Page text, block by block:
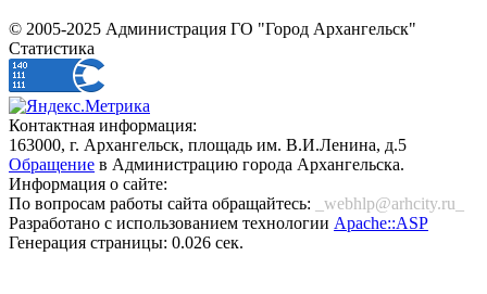
© 2005-2025 Администрация ГО "Город Архангельск"
Статистика
Контактная информация:
163000, г. Архангельск, площадь им. В.И.Ленина, д.5
Обращение в Администрацию города Архангельска.
Информация о сайте:
По вопросам работы сайта обращайтесь:
_webhlp@arhcity.ru_
Разработано с использованием технологии Apache::ASP
Генерация страницы: 0.026 сек.